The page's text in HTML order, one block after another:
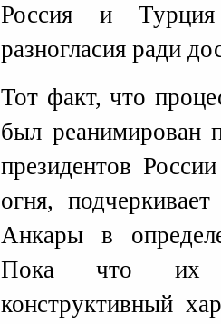
Россия и Турция
разногласия ради
Тот факт, что
был реанимирован
президентов
огня,
Анкары в
Пока что их
конструктивный